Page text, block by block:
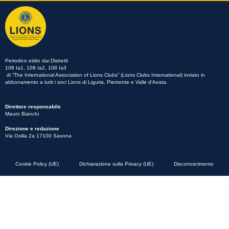
Periodico edito dai Distretti
108 Ia1, 108 Ia2, 108 Ia3
di “The International Association of Lions Clubs” (Lions Clubs International) inviato in
abbonamento a tutti i soci Lions di Liguria, Piemonte e Valle d’Aosta.
Direttore responsabile
Mauro Bianchi
Direzione e redazione
Via Oxilia 2a 17100 Savona
Cookie Policy (UE) Dichiarazione sulla Privacy (UE) Disconoscimento